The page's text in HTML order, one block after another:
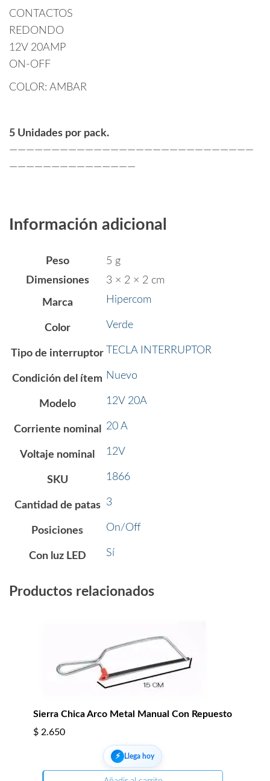
CONTACTOS
REDONDO
12V 20AMP
ON-OFF
COLOR: AMBAR
5 Unidades por pack.
—————————————————————————————
———————————————
Información adicional
Peso
5 g
Dimensiones
3 × 2 × 2 cm
Marca Hipercom
Color Verde
Tipo de interruptor TECLA INTERRUPTOR
Condición del ítem Nuevo
Modelo 12V 20A
Corriente nominal 20 A
Voltaje nominal 12V
SKU 1866
Cantidad de patas 3
Posiciones On/Off
Con luz LED Sí
Productos relacionados
Sierra Chica Arco Metal Manual Con Repuesto
$ 2.650
⚡︎ Llega hoy